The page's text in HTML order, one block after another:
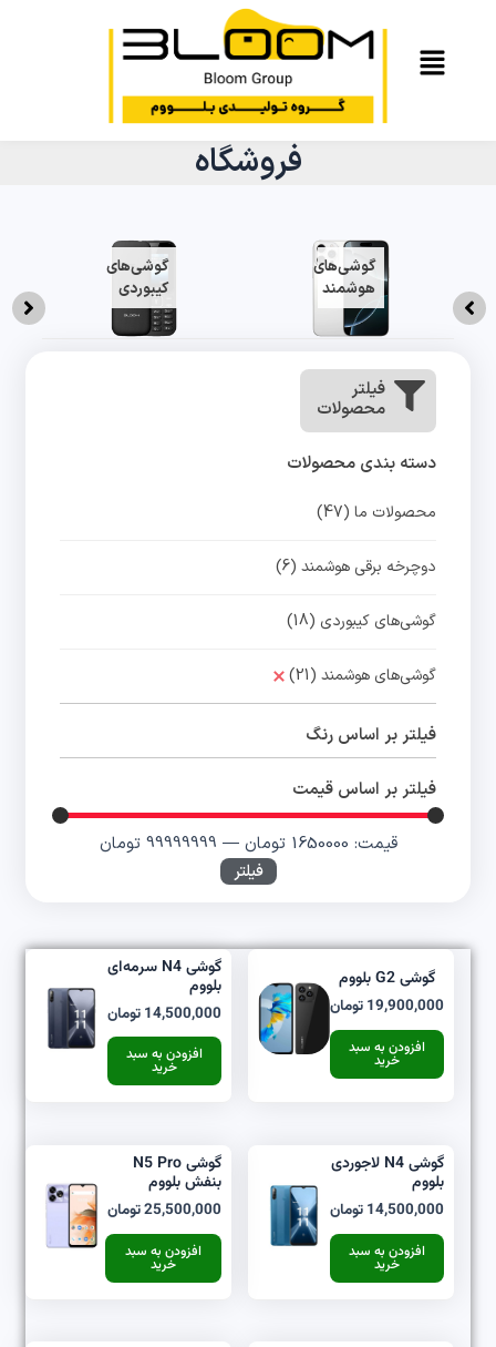
فروشگاه
گوشی‌های
هوشمند
گوشی‌های
کیبوردی
فیلتر
محصولات
دسته بندی محصولات
محصولات ما (47)
دوچرخه برقی هوشمند (6)
گوشی‌های کیبوردی (18)
گوشی‌های هوشمند (21)
فیلتر بر اساس رنگ
فیلتر بر اساس قیمت
فیلتر
قیمت: 1650000 تومان — 99999999 تومان
گوشی G2 بلووم
19,900,000تومان
افزودن به سبد
خرید
گوشی N4 سرمه‌ای
بلووم
14,500,000تومان
افزودن به سبد
خرید
گوشی N4 لاجوردی
بلووم
14,500,000تومان
افزودن به سبد
خرید
گوشی N5 Pro
بنفش بلووم
25,500,000تومان
افزودن به سبد
خرید